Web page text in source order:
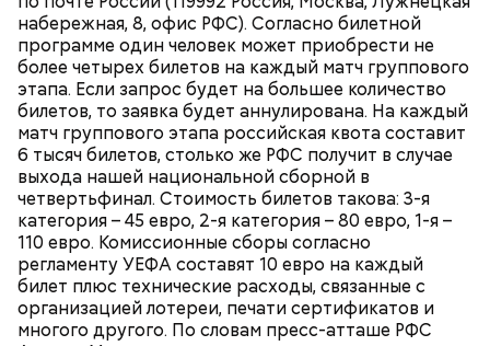
набережная, 8, офис РФС). Согласно билетной
программе один человек может приобрести не
более четырех билетов на каждый матч группового
этапа. Если запрос будет на большее количество
билетов, то заявка будет аннулирована. На каждый
матч группового этапа российская квота составит
6 тысяч билетов, столько же РФС получит в случае
выхода нашей национальной сборной в
четвертьфинал. Стоимость билетов такова: 3-я
категория – 45 евро, 2-я категория – 80 евро, 1-я –
110 евро. Комиссионные сборы согласно
регламенту УЕФА составят 10 евро на каждый
билет плюс технические расходы, связанные с
организацией лотереи, печати сертификатов и
многого другого. По словам пресс-атташе РФС